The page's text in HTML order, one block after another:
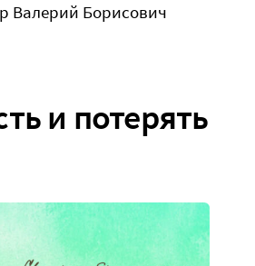
Валерий Борисович
и потерять